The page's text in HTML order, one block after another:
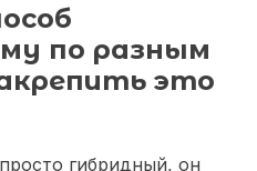
по разным
это
гибридный, он